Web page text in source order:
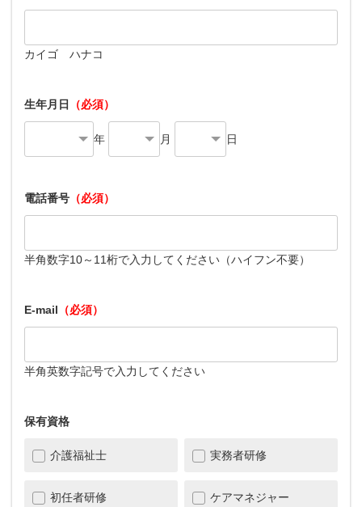
カイゴ ハナコ
生年月日 （必須）
年 月 日
電話番号 （必須）
半角数字10～11桁で入力してください（ハイフン不要）
E-mail （必須）
半角英数字記号で入力してください
保有資格
介護福祉士 実務者研修
初任者研修 ケアマネジャー